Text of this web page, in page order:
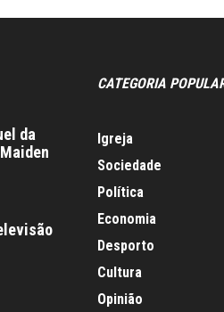
da
CATEGORIA
Igreja
Sociedade
Política
Economia
Desporto
Cultura
Opinião